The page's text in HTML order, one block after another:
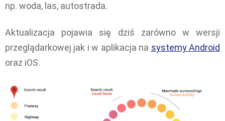
np. woda, las, autostrada.
Aktualizacja pojawia się dziś zarówno w wersji
przeglądarkowej jak i w aplikacja na systemy Android
oraz iOS.